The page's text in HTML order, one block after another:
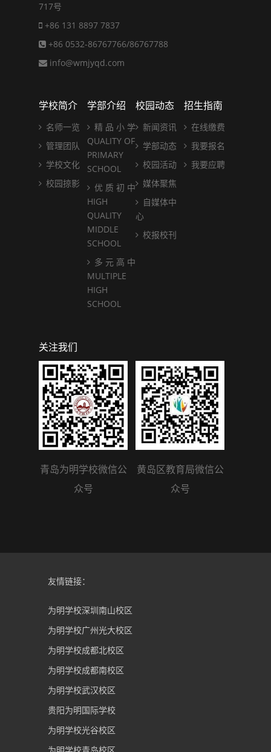
717号
+86 131 8897 7837
+86 0532-86767766/86767788
info@wmjyqd.com
学校简介
名师一览
管理团队
学校文化
校园掠影
学部介绍
精 品 小 学
QUALITY OF
PRIMARY
SCHOOL
优 质 初 中
HIGH
QUALITY
MIDDLE
SCHOOL
多 元 高 中
MULTIPLE
HIGH
SCHOOL
校园动态
新闻资讯
学部动态
校园活动
媒体聚焦
自媒体中
心
校报校刊
招生指南
在线缴费
我要报名
我要应聘
关注我们
青岛为明学校微信公
众号
黄岛区教育局微信公
众号
友情链接：
为明学校深圳南山校区
为明学校广州光大校区
为明学校成都北校区
为明学校成都南校区
为明学校武汉校区
贵阳为明国际学校
为明学校光谷校区